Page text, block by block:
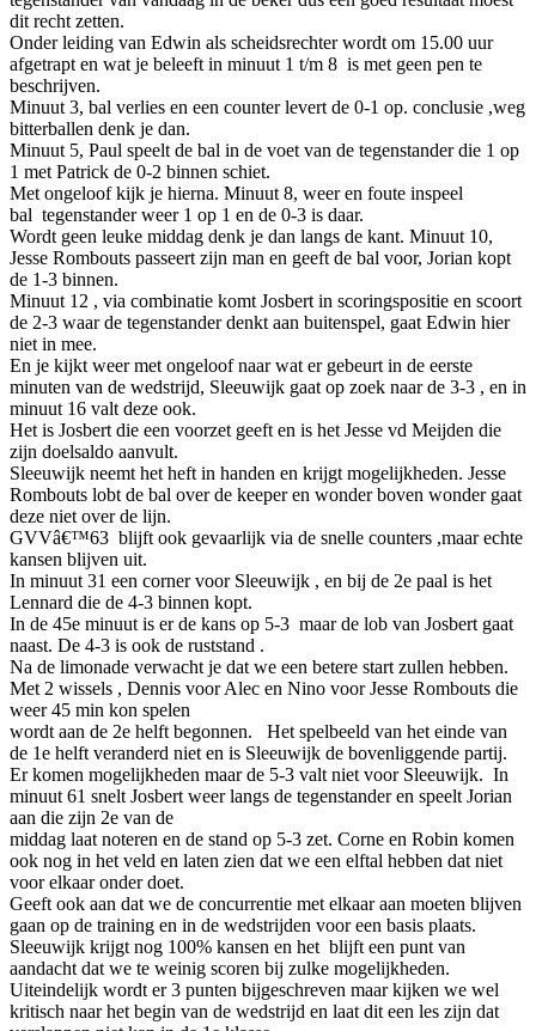
dit recht zetten.
Onder leiding van Edwin als scheidsrechter wordt om 15.00 uur
afgetrapt en wat je beleeft in minuut 1 t/m 8 is met geen pen te
beschrijven.
Minuut 3, bal verlies en een counter levert de 0-1 op. conclusie ,weg
bitterballen denk je dan.
Minuut 5, Paul speelt de bal in de voet van de tegenstander die 1 op
1 met Patrick de 0-2 binnen schiet.
Met ongeloof kijk je hierna. Minuut 8, weer en foute inspeel
bal tegenstander weer 1 op 1 en de 0-3 is daar.
Wordt geen leuke middag denk je dan langs de kant. Minuut 10,
Jesse Rombouts passeert zijn man en geeft de bal voor, Jorian kopt
de 1-3 binnen.
Minuut 12 , via combinatie komt Josbert in scoringspositie en scoort
de 2-3 waar de tegenstander denkt aan buitenspel, gaat Edwin hier
niet in mee.
En je kijkt weer met ongeloof naar wat er gebeurt in de eerste
minuten van de wedstrijd, Sleeuwijk gaat op zoek naar de 3-3 , en in
minuut 16 valt deze ook.
Het is Josbert die een voorzet geeft en is het Jesse vd Meijden die
zijn doelsaldo aanvult.
Sleeuwijk neemt het heft in handen en krijgt mogelijkheden. Jesse
Rombouts lobt de bal over de keeper en wonder boven wonder gaat
deze niet over de lijn.
GVVâ€™63 blijft ook gevaarlijk via de snelle counters ,maar echte
kansen blijven uit.
In minuut 31 een corner voor Sleeuwijk , en bij de 2e paal is het
Lennard die de 4-3 binnen kopt.
In de 45e minuut is er de kans op 5-3 maar de lob van Josbert gaat
naast. De 4-3 is ook de ruststand .
Na de limonade verwacht je dat we een betere start zullen hebben.
Met 2 wissels , Dennis voor Alec en Nino voor Jesse Rombouts die
weer 45 min kon spelen
wordt aan de 2e helft begonnen. Het spelbeeld van het einde van
de 1e helft veranderd niet en is Sleeuwijk de bovenliggende partij.
Er komen mogelijkheden maar de 5-3 valt niet voor Sleeuwijk. In
minuut 61 snelt Josbert weer langs de tegenstander en speelt Jorian
aan die zijn 2e van de
middag laat noteren en de stand op 5-3 zet. Corne en Robin komen
ook nog in het veld en laten zien dat we een elftal hebben dat niet
voor elkaar onder doet.
Geeft ook aan dat we de concurrentie met elkaar aan moeten blijven
gaan op de training en in de wedstrijden voor een basis plaats.
Sleeuwijk krijgt nog 100% kansen en het blijft een punt van
aandacht dat we te weinig scoren bij zulke mogelijkheden.
Uiteindelijk wordt er 3 punten bijgeschreven maar kijken we wel
kritisch naar het begin van de wedstrijd en laat dit een les zijn dat